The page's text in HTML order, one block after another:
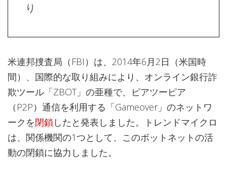
り
米連邦捜査局（FBI）は、2014年6月2日（米国時
間）、国際的な取り組みにより、オンライン銀行詐
欺ツール「ZBOT」の亜種で、ピアツーピア
（P2P）通信を利用する「Gameover」のネットワ
ークを閉鎖 したと発表しました。トレンドマイクロ
は、関係機関の1つとして、このボットネットの活
動の閉鎖に協力しました。